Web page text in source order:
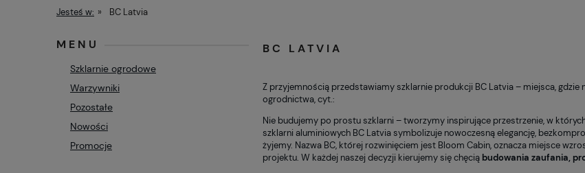
Jesteś w: » BC Latvia
MENU
Szklarnie ogrodowe
Warzywniki
Pozostałe
Nowości
Promocje
BC LATVIA
Z przyjemnością przedstawiamy szklarnie produkcji BC Latvia – miejsca,
ogrodnictwa, cyt.:
Nie budujemy po prostu szklarni – tworzymy inspirujące przestrzenie, w
szklarni aluminiowych BC Latvia symbolizuje nowoczesną elegancję,
żyjemy. Nazwa BC, której rozwinięciem jest Bloom Cabin, oznacza miejsce
projektu. W każdej naszej decyzji kierujemy się chęcią budowania zaufania,